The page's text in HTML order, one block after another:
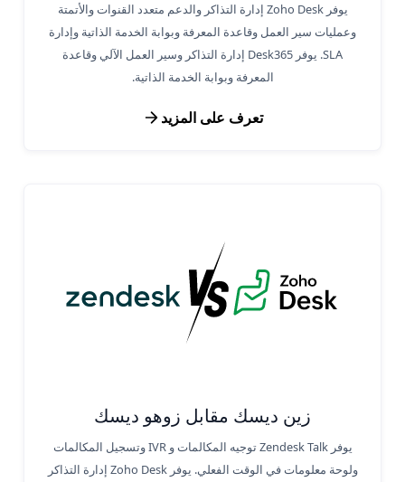
يوفر Zoho Desk إدارة التذاكر والدعم متعدد القنوات والأتمتة
وعمليات سير العمل وقاعدة المعرفة وبوابة الخدمة الذاتية وإدارة
SLA. يوفر Desk365 إدارة التذاكر وسير العمل الآلي وقاعدة
المعرفة وبوابة الخدمة الذاتية.
تعرف على المزيد
زين ديسك مقابل زوهو ديسك
يوفر Zendesk Talk توجيه المكالمات و IVR وتسجيل المكالمات
ولوحة معلومات في الوقت الفعلي. يوفر Zoho Desk إدارة التذاكر